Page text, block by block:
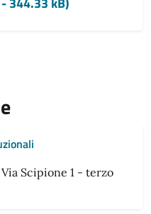
Scipione 1 - terzo